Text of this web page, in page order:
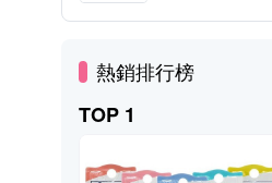
熱銷排行榜
TOP 1